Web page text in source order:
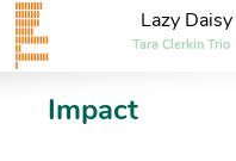
Lazy Daisy
Tara Clerkin Trio
Impact